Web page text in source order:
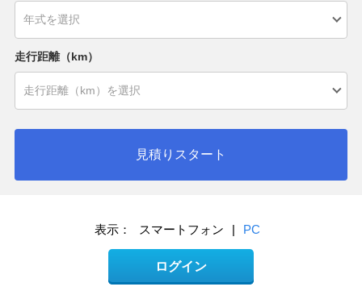
走行距離（km）
見積りスタート
表示： スマートフォン | PC
ログイン